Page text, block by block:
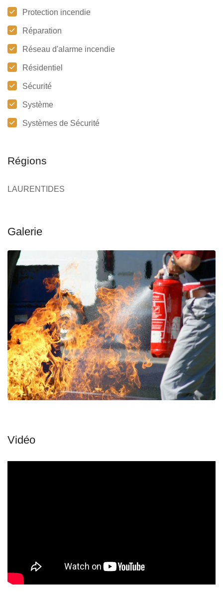
Protection incendie
Réparation
Réseau d'alarme incendie
Résidentiel
Sécurité
Système
Systèmes de Sécurité
Régions
LAURENTIDES